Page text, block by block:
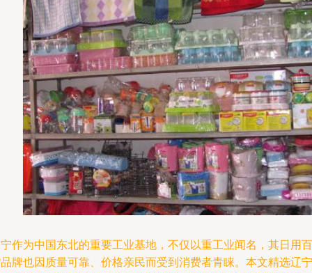
作为中国东北的重要工业基地，不仅以重工业闻名，其日用百
牌也因质量可靠、价格亲民而受到消费者青睐。本文精选辽宁